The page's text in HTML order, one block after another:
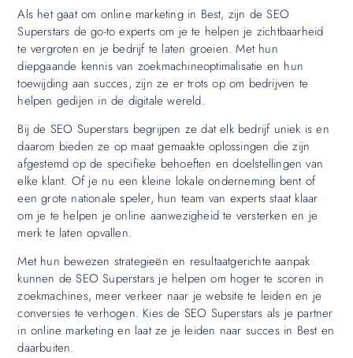
Als het gaat om online marketing in Best, zijn de SEO
Superstars de go-to experts om je te helpen je zichtbaarheid
te vergroten en je bedrijf te laten groeien. Met hun
diepgaande kennis van zoekmachineoptimalisatie en hun
toewijding aan succes, zijn ze er trots op om bedrijven te
helpen gedijen in de digitale wereld.
Bij de SEO Superstars begrijpen ze dat elk bedrijf uniek is en
daarom bieden ze op maat gemaakte oplossingen die zijn
afgestemd op de specifieke behoeften en doelstellingen van
elke klant. Of je nu een kleine lokale onderneming bent of
een grote nationale speler, hun team van experts staat klaar
om je te helpen je online aanwezigheid te versterken en je
merk te laten opvallen.
Met hun bewezen strategieën en resultaatgerichte aanpak
kunnen de SEO Superstars je helpen om hoger te scoren in
zoekmachines, meer verkeer naar je website te leiden en je
conversies te verhogen. Kies de SEO Superstars als je partner
in online marketing en laat ze je leiden naar succes in Best en
daarbuiten.